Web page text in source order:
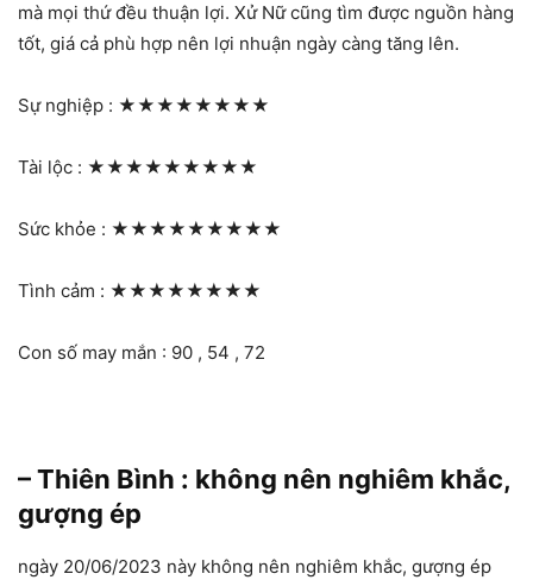
mà mọi thứ đều thuận lợi. Xử Nữ cũng tìm được nguồn hàng
tốt, giá cả phù hợp nên lợi nhuận ngày càng tăng lên.
Sự nghiệp : ★★★★★★★★
Tài lộc : ★★★★★★★★★
Sức khỏe : ★★★★★★★★★
Tình cảm : ★★★★★★★★
Con số may mắn : 90 , 54 , 72
– Thiên Bình : không nên nghiêm khắc,
gượng ép
ngày 20/06/2023 này không nên nghiêm khắc, gượng ép